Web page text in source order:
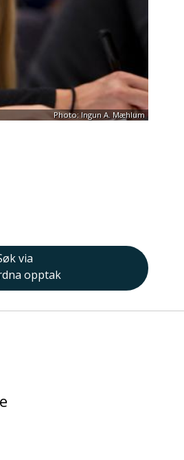
Photo: Ingun A. Mæhlum
via
opptak